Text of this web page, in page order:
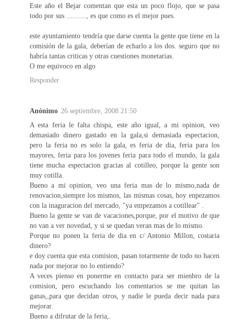
Este año el Bejar comentan que esta un poco flojo, que se pasa
todo por sus .........., es que como es el mejor pues.
este ayuntamiento tendría que darse cuenta la gente que tiene en la
comisión de la gala, deberían de echarlo a los dos. seguro que no
habría tantas criticas y otras cuestiones monetarias.
O me equivoco en algo
Responder
Anónimo 26 septiembre, 2008 21:50
A esta feria le falta chispa, este año igual, a mi opinion, veo
demasiado dinero gastado en la gala,si demasiada espectacion,
pero la feria no es solo la gala, es feria de dia, feria para los
mayores, feria para los jovenes feria para todo el mundo, la gala
tiene mucha espectacion gracias al cotilleo, porque la gente son
muy cotilla.
Bueno a mi opinion, veo una feria mas de lo mismo,nada de
renovacion,siempre los mismos, las mismas cosas, hoy enpezamos
con la inaguracion del mercado, "ya empezamos a cotillear" .
Bueno la gente se van de vacaciones,porque, por el motivo de que
no van a ver novedad, y si se quedan veran mas de lo mismo.
Porque no ponen la feria de dia en c/ Antonio Millon, costaria
dinero?
e doy cuenta que esta comision, pasan totarmente de todo no hacen
nada por mejorar no lo entiendo?
A veces pienso en ponerme en contacto para ser mienbro de la
comision, pero escuchando los comentarios se me quitan las
ganas,,para que decidan otros, y nadie le pueda decir nada para
mejorar.
Bueno a difrutar de la feria,.